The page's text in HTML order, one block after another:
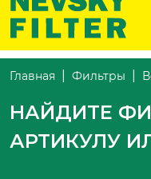
Главная Фильтры
НАЙДИТЕ
АРТИКУЛУ